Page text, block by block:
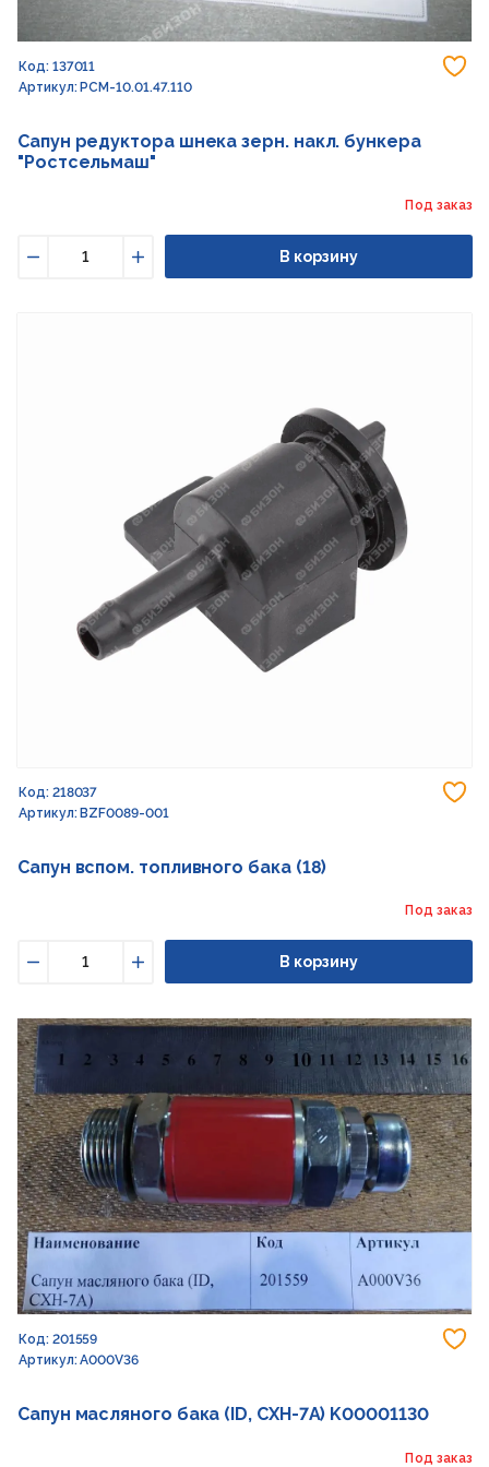
Код: 137011
Артикул: РСМ-10.01.47.110
Сапун редуктора шнека зерн. накл. бункера
"Ростсельмаш"
Под заказ
Увеличить
В корзину
Код: 218037
Артикул: BZF0089-001
Сапун вспом. топливного бака (18)
Под заказ
Увеличить
В корзину
Код: 201559
Артикул: A000V36
Сапун масляного бака (ID, CXH-7A) K00001130
Под заказ